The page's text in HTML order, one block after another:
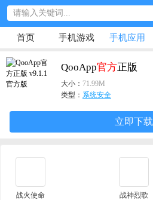
首页 手机游戏 手机应用
QooApp官方正版
大小： 71.99M
类型： 系统安全
立即下载
战火使命 战神烈歌